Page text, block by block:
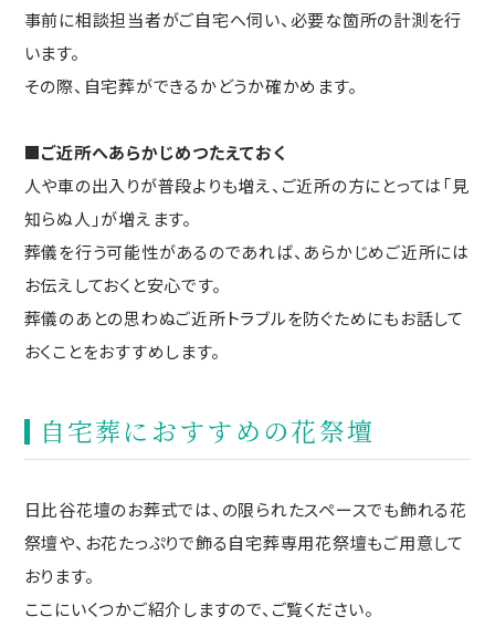
事前に相談担当者がご自宅へ伺い、必要な箇所の計測を行
います。
その際、自宅葬ができるかどうか確かめます。
■ご近所へあらかじめつたえておく
人や車の出入りが普段よりも増え、ご近所の方にとっては「見
知らぬ人」が増えます。
葬儀を行う可能性があるのであれば、あらかじめご近所には
お伝えしておくと安心です。
葬儀のあとの思わぬご近所トラブルを防ぐためにもお話して
おくことをおすすめします。
自宅葬におすすめの花祭壇
日比谷花壇のお葬式では、の限られたスペースでも飾れる花
祭壇や、お花たっぷりで飾る自宅葬専用花祭壇もご用意して
おります。
ここにいくつかご紹介しますので、ご覧ください。